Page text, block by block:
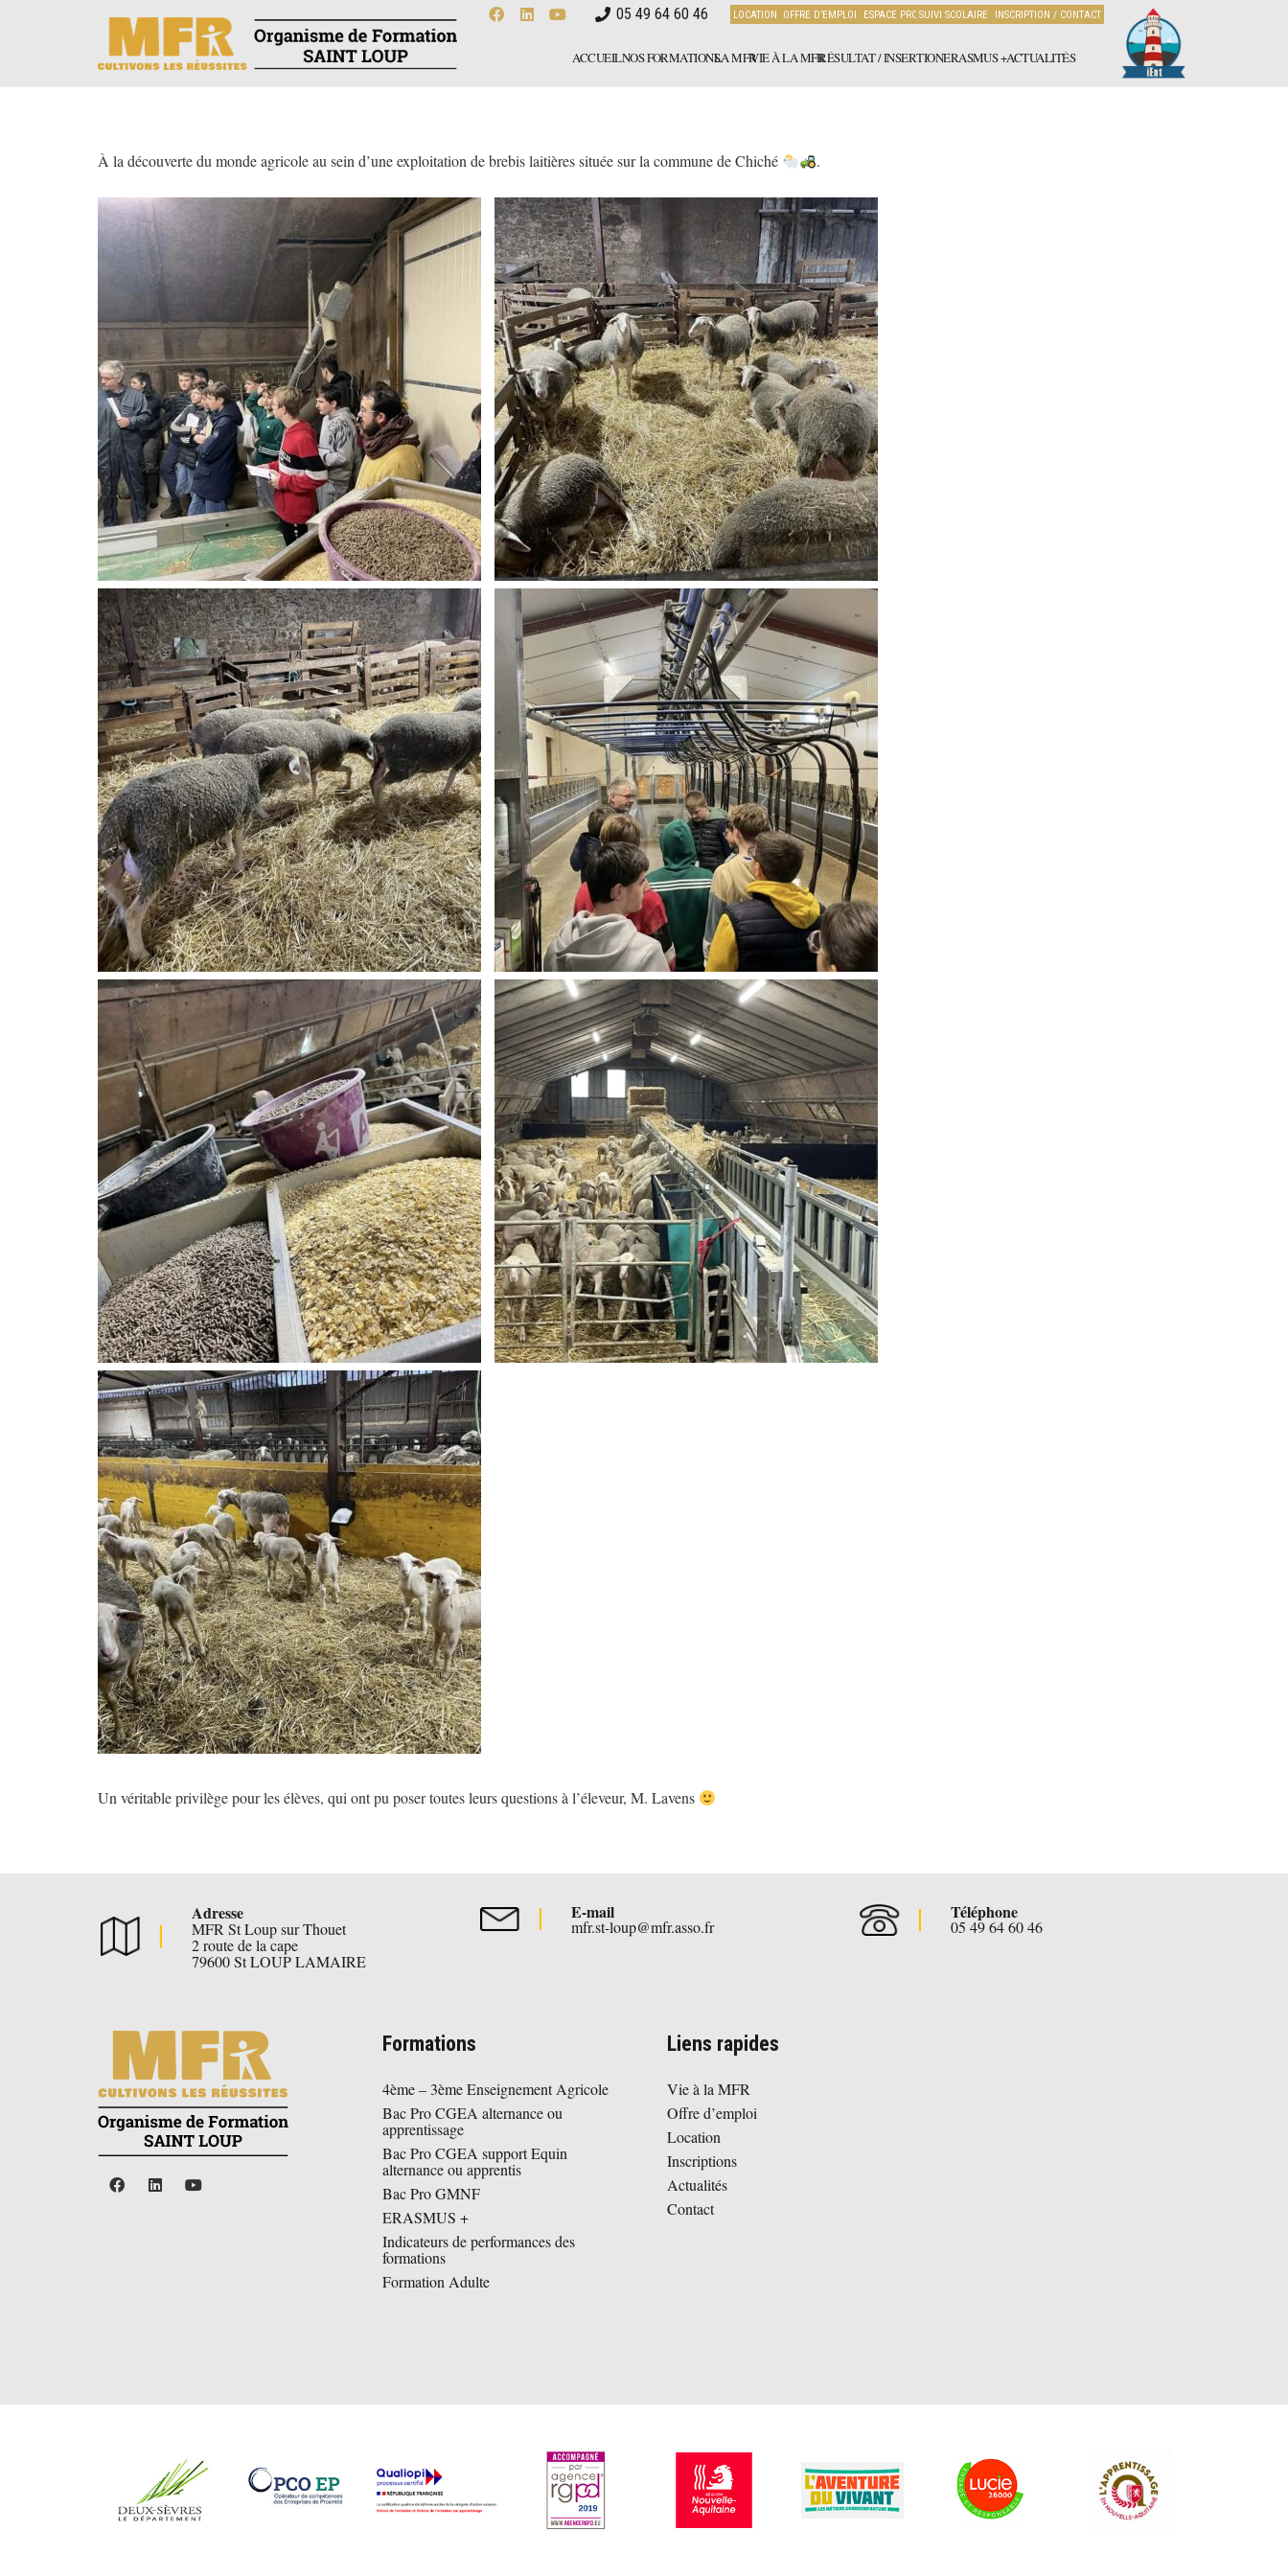
05 49 64 60 46 LOCATION OFFRE D’EMPLOI ESPACE PRO SUIVI SCOLAIRE INSCRIPTION / CONTACT
ACCUEILNOS FORMATIONSLA MFRVIE À LA MFRRÉSULTAT / INSERTIONERASMUS +ACTUALITÉS
À la découverte du monde agricole au sein d’une exploitation de brebis laitières située sur la commune de Chiché .
Un véritable privilège pour les élèves, qui ont pu poser toutes leurs questions à l’éleveur, M. Lavens
Adresse
MFR St Loup sur Thouet
2 route de la cape
79600 St LOUP LAMAIRE
E-mail
mfr.st-loup@mfr.asso.fr
Téléphone
05 49 64 60 46
Formations
4ème – 3ème Enseignement Agricole
Bac Pro CGEA alternance ou
apprentissage
Bac Pro CGEA support Equin
alternance ou apprentis
Bac Pro GMNF
ERASMUS +
Indicateurs de performances des
formations
Formation Adulte
Liens rapides
Vie à la MFR
Offre d’emploi
Location
Inscriptions
Actualités
Contact